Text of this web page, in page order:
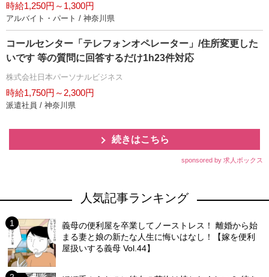
時給1,250円～1,300円
アルバイト・パート / 神奈川県
コールセンター「テレフォンオペレーター」/住所変更した
いです 等の質問に回答するだけ1h23件対応
株式会社日本パーソナルビジネス
時給1,750円～2,300円
派遣社員 / 神奈川県
続きはこちら
sponsored by 求人ボックス
人気記事ランキング
義母の便利屋を卒業してノーストレス！ 離婚から始
まる妻と娘の新たな人生に悔いはなし！【嫁を便利
屋扱いする義母 Vol.44】